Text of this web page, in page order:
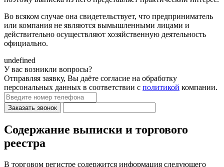
Во всяком случае она свидетельствует, что предприниматель
или компания не являются вымышленными лицами и
действительно осуществляют хозяйственную деятельность
официально.
undefined
У вас возникли вопросы?
Отправляя заявку, Вы даёте согласие на обработку
персональных данных в соответствии с политикой компании.
Заказать звонок
Содержание выписки и торгового
реестра
В торговом регистре содержится информация следующего